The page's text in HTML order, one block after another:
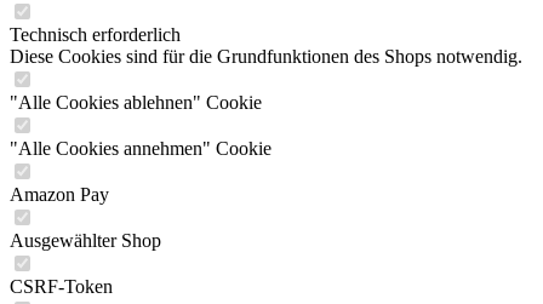
Technisch erforderlich
Diese Cookies sind für die Grundfunktionen des Shops notwendig.
"Alle Cookies ablehnen" Cookie
"Alle Cookies annehmen" Cookie
Amazon Pay
Ausgewählter Shop
CSRF-Token